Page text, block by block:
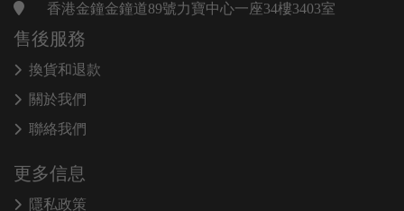
香港金鐘金鐘道89號力寶中心一座34樓3403室
售後服務
換貨和退款
關於我們
聯絡我們
更多信息
隱私政策